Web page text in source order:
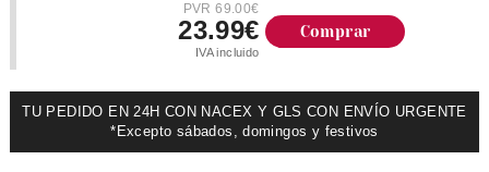
PVR 69.00€
23.99€
IVA incluido
Comprar
TU PEDIDO EN 24H CON NACEX Y GLS CON ENVÍO URGENTE
*Excepto sábados, domingos y festivos